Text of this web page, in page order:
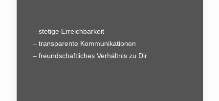
– stetige Erreichbarkeit
– transparente Kommunikationen
– freundschaftliches Verhältnis zu Dir